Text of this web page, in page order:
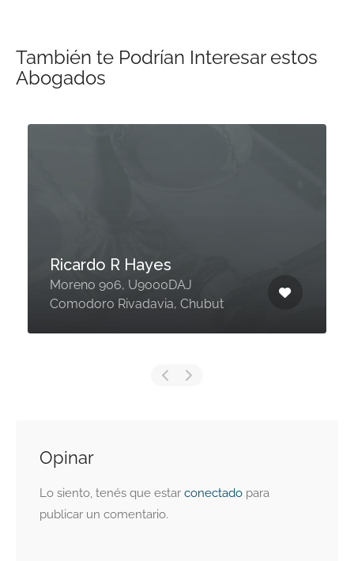
También te Podrían Interesar estos
Abogados
Ricardo R Hayes
Moreno 906, U9000DAJ
Comodoro Rivadavia, Chubut
Opinar
Lo siento, tenés que estar conectado para
publicar un comentario.